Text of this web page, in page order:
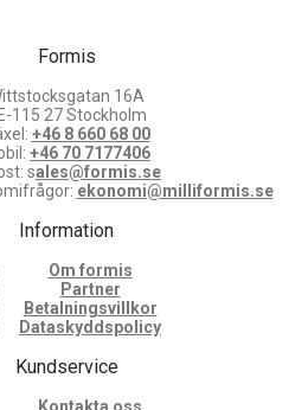
Formis
16A
115 27 Stockholm
+46 8 660 68 00
+46 70 7177406
sales@formis.se
ekonomi@milliformis.se
Information
Om formis
Partner
Betalningsvillkor
Dataskyddspolicy
Kundservice